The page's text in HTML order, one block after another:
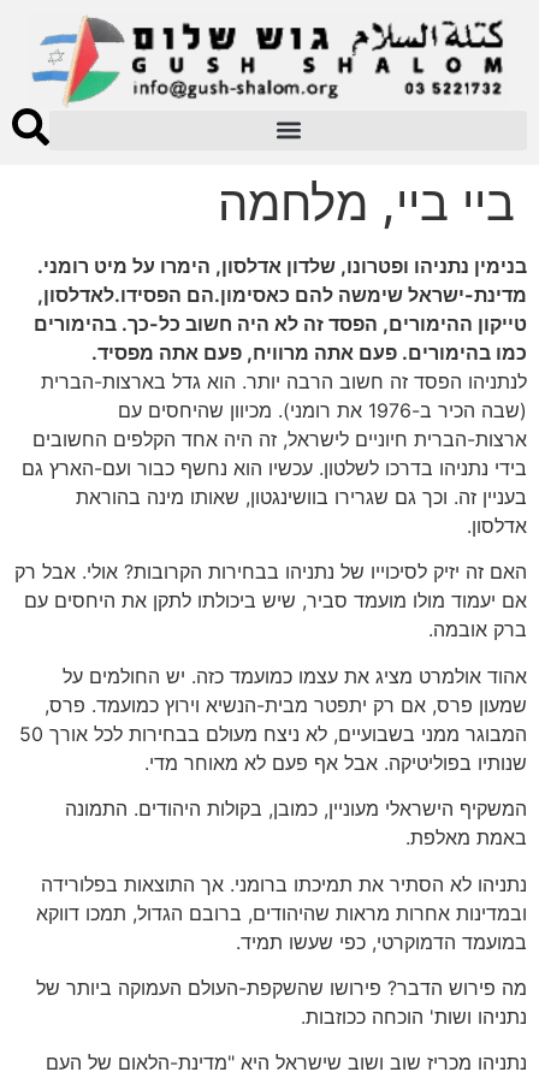
ביי ביי, מלחמה
בנימין נתניהו ופטרונו, שלדון אדלסון, הימרו על מיט רומני.
מדינת-ישראל שימשה להם כאסימון.הם הפסידו.לאדלסון,
טייקון ההימורים, הפסד זה לא היה חשוב כל-כך. בהימורים
כמו בהימורים. פעם אתה מרוויח, פעם אתה מפסיד.
לנתניהו הפסד זה חשוב הרבה יותר. הוא גדל בארצות-הברית
(שבה הכיר ב-1976 את רומני). מכיוון שהיחסים עם
ארצות-הברית חיוניים לישראל, זה היה אחד הקלפים החשובים
בידי נתניהו בדרכו לשלטון. עכשיו הוא נחשף כבור ועם-הארץ גם
בעניין זה. וכך גם שגרירו בוושינגטון, שאותו מינה בהוראת
אדלסון.
האם זה יזיק לסיכוייו של נתניהו בבחירות הקרובות? אולי. אבל רק
אם יעמוד מולו מועמד סביר, שיש ביכולתו לתקן את היחסים עם
ברק אובמה.
אהוד אולמרט מציג את עצמו כמועמד כזה. יש החולמים על
שמעון פרס, אם רק יתפטר מבית-הנשיא וירוץ כמועמד. פרס,
המבוגר ממני בשבועיים, לא ניצח מעולם בבחירות לכל אורך 50
שנותיו בפוליטיקה. אבל אף פעם לא מאוחר מדי.
המשקיף הישראלי מעוניין, כמובן, בקולות היהודים. התמונה
באמת מאלפת.
נתניהו לא הסתיר את תמיכתו ברומני. אך התוצאות בפלורידה
ובמדינות אחרות מראות שהיהודים, ברובם הגדול, תמכו דווקא
במועמד הדמוקרטי, כפי שעשו תמיד.
מה פירוש הדבר? פירושו שהשקפת-העולם העמוקה ביותר של
נתניהו ושות' הוכחה ככוזבות.
נתניהו מכריז שוב ושוב שישראל היא "מדינת-הלאום של העם